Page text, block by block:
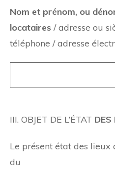
Nom et prénom, ou
locataires / adresse ou
téléphone / adresse
III. OBJET DE L’ÉTAT DES
Le présent état des
du